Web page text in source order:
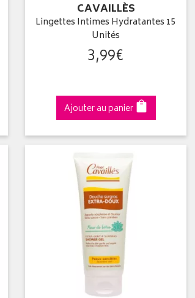
CAVAILLÈS
Lingettes Intimes Hydratantes 15
Unités
3,99€
Ajouter au panier